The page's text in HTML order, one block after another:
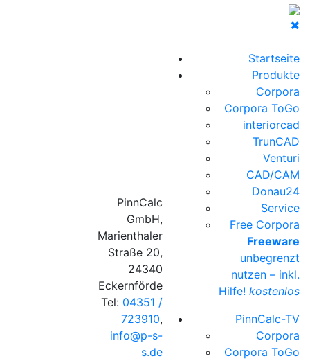
PinnCalc
GmbH,
Marienthaler
Straße 20,
24340
Eckernförde
Tel: 04351 /
723910,
info@p-s-
s.de
Startseite
Produkte
Corpora
Corpora ToGo
interiorcad
TrunCAD
Venturi
CAD/CAM
Donau24
Service
Free Corpora
Freeware
unbegrenzt
nutzen – inkl.
Hilfe! kostenlos
PinnCalc-TV
Corpora
Corpora ToGo